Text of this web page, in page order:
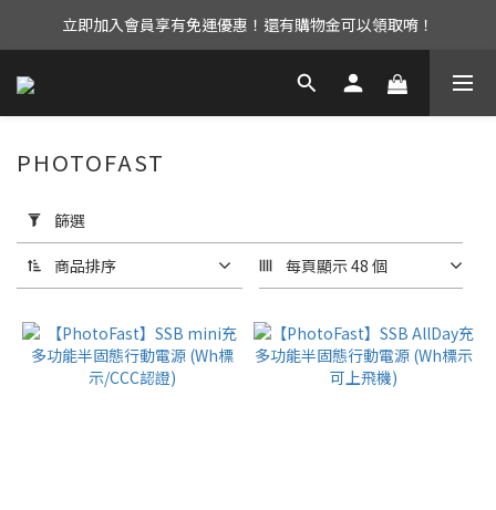
UAG iPhone17 全系列 88折優惠中！
立即加入會員享有免運優惠！還有購物金可以領取唷！
UAG iPhone17 全系列 88折優惠中！
篩
選
(0/20)
品
牌
PhotoFast
PHOTOFAST
篩選
商品排序 每頁顯示 48 個